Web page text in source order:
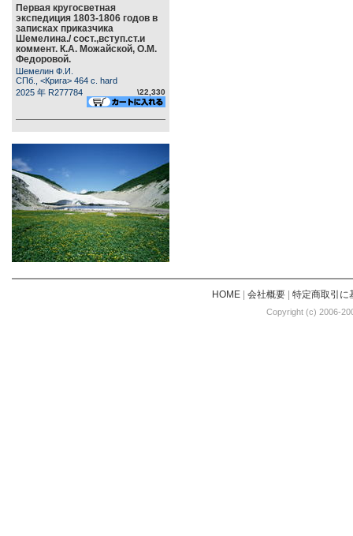
Первая кругосветная
экспедиция 1803-1806 годов в
записках приказчика
Шемелина./ сост.,вступ.ст.и
коммент. К.А. Можайской, О.М.
Федоровой.
Шемелин Ф.И.
СПб., <Крига> 464 c. hard
2025 年 R277784
\22,330
HOME| 会社概要| 特定商取引に
Copyright (c) 2006-